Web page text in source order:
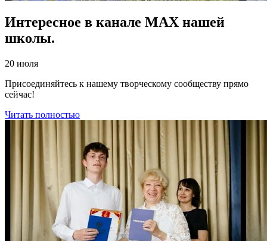
Интересное в канале МАХ нашей
школы.
20 июля
Присоединяйтесь к нашему творческому сообществу прямо
сейчас!
Читать полностью